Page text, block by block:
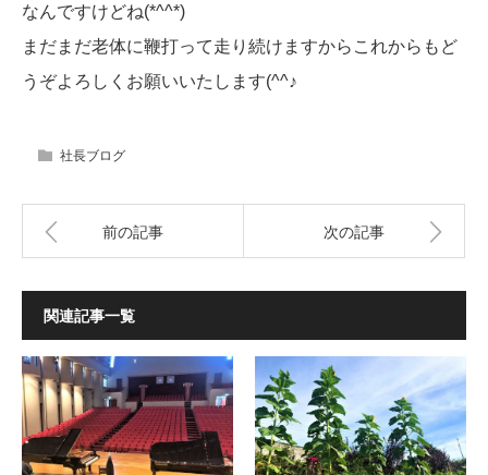
なんですけどね(*^^*)
まだまだ老体に鞭打って走り続けますからこれからもど
うぞよろしくお願いいたします(^^♪
社長ブログ
前の記事 次の記事
関連記事一覧